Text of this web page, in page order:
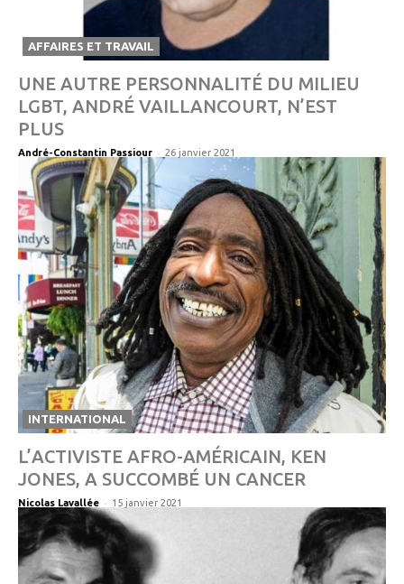
AFFAIRES ET TRAVAIL
UNE AUTRE PERSONNALITÉ DU MILIEU
LGBT, ANDRÉ VAILLANCOURT, N’EST
PLUS
André-Constantin Passiour - 26 janvier 2021
INTERNATIONAL
L’ACTIVISTE AFRO-AMÉRICAIN, KEN
JONES, A SUCCOMBÉ UN CANCER
Nicolas Lavallée - 15 janvier 2021